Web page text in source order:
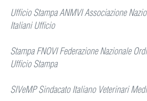
Ufficio Stampa ANMVI Associazione
Italiani Ufficio
Stampa FNOVI Federazione Nazionale
Ufficio Stampa
SIVeMP Sindacato Italiano Veterinari